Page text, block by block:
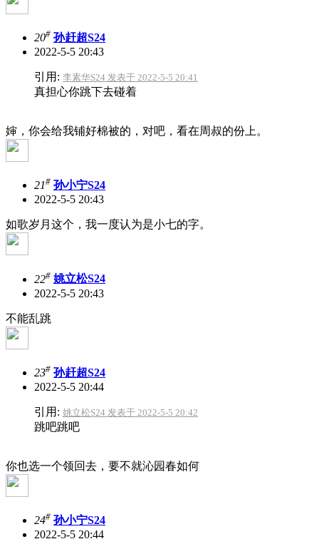
20# 孙赶超S24
2022-5-5 20:43
引用: 李素华S24 发表于 2022-5-5 20:41
真担心你跳下去碰着
婶，你会给我铺好棉被的，对吧，看在周叔的份上。
21# 孙小宁S24
2022-5-5 20:43
如歌岁月这个，我一度认为是小七的字。
22# 姚立松S24
2022-5-5 20:43
不能乱跳
23# 孙赶超S24
2022-5-5 20:44
引用: 姚立松S24 发表于 2022-5-5 20:42
跳吧跳吧
你也选一个领回去，要不就沁园春如何
24# 孙小宁S24
2022-5-5 20:44